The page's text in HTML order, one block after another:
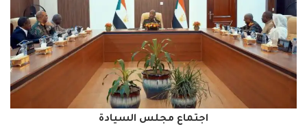
اجتماع مجلس السيادة